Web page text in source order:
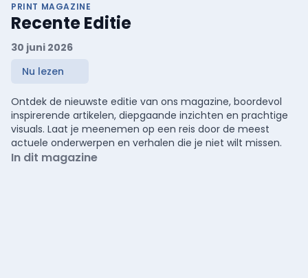
PRINT MAGAZINE
Recente Editie
30 juni 2026
Nu lezen
Ontdek de nieuwste editie van ons magazine, boordevol
inspirerende artikelen, diepgaande inzichten en prachtige
visuals. Laat je meenemen op een reis door de meest
actuele onderwerpen en verhalen die je niet wilt missen.
In dit magazine